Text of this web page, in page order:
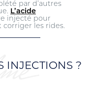
par d’autres
L’acide
injecté pour
corriger les rides.
INJECTIONS ?